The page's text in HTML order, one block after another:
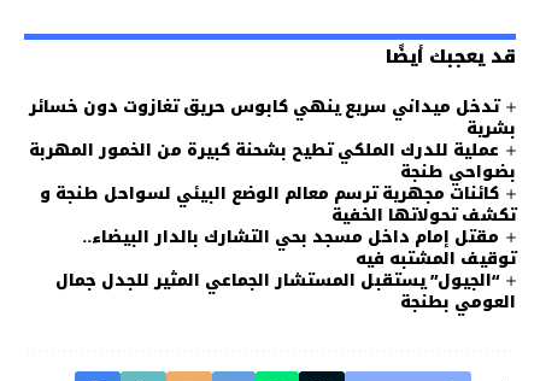
قد يعجبك أيضًا
تدخل ميداني سريع ينهي كابوس حريق تغازوت دون خسائر
بشرية
عملية للدرك الملكي تطيح بشحنة كبيرة من الخمور المهربة
بضواحي طنجة
كائنات مجهرية ترسم معالم الوضع البيئي لسواحل طنجة و
تكشف تحولاتها الخفية
مقتل إمام داخل مسجد بحي التشارك بالدار البيضاء..
توقيف المشتبه فيه
“الجيول” يستقبل المستشار الجماعي المثير للجدل جمال
العومي بطنجة